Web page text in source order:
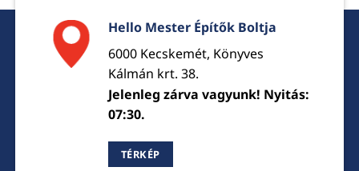
Hello Mester Építők Boltja
6000 Kecskemét, Könyves
Kálmán krt. 38.
Jelenleg zárva vagyunk! Nyitás:
07:30.
TÉRKÉP